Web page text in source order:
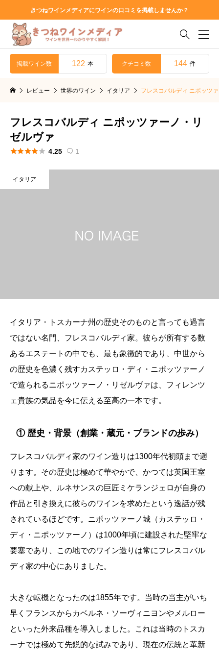
きつねワインメディアにワインの口コミを掲載しませんか？

掲載ワイン数 122 本 クチコミ数 144 件
レビュー 世界のワイン イタリア フレスコバルディ ニポッツ
フレスコバルディ ニポッツァーノ・リ
ゼルヴァ
 4.25  1
イタリア
イタリア・トスカーナ州の歴史そのものと言っても過言
ではない名門、フレスコバルディ家。彼らが所有する数
あるエステートの中でも、最も象徴的であり、中世から
の歴史を色濃く残すカステッロ・ディ・ニポッツァーノ
で造られるニポッツァーノ・リゼルヴァは、フィレンツ
ェ貴族の気品を今に伝える至高の一本です。
① 歴史・背景（創業・蔵元・ブランドの歩み）
フレスコバルディ家のワイン造りは1300年代初頭まで遡
ります。その歴史は極めて華やかで、かつては英国王室
への献上や、ルネサンスの巨匠ミケランジェロが自身の
作品と引き換えに彼らのワインを求めたという逸話が残
されているほどです。ニポッツァーノ城（カステッロ・
ディ・ニポッツァーノ）は1000年頃に建設された堅牢な
要塞であり、この地でのワイン造りは常にフレスコバル
ディ家の中心にありました。
大きな転機となったのは1855年です。当時の当主がいち
早くフランスからカベルネ・ソーヴィニヨンやメルロー
といった外来品種を導入しました。これは当時のトスカ
ーナでは極めて先鋭的な試みであり、現在の伝統と革新